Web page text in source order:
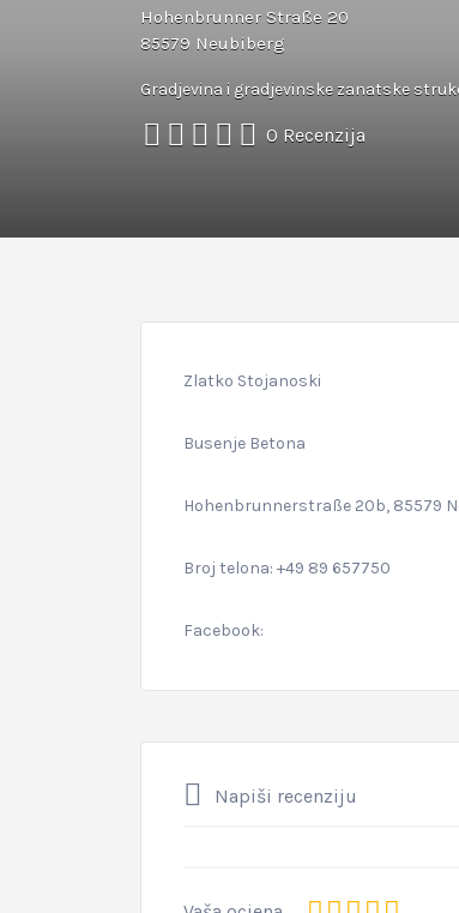
Hohenbrunner Straße 20
85579 Neubiberg
Gradjevina i gradjevinske zanatske
0 Recenzija
Zlatko Stojanoski
Busenje Betona
Hohenbrunnerstraße 20b, 85579
Broj telona: +49 89 657750
Facebook:
Napiši recenziju